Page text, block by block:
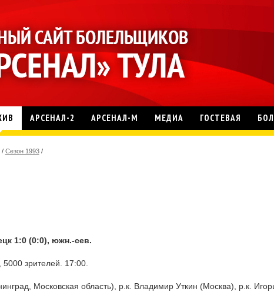
АРСЕНАЛ-2 АРСЕНАЛ-М МЕДИА ГОСТЕВАЯ
/ Сезон 1993 /
1:0 (0:0), южн.-сев.
зрителей. 17:00.
Московская область), р.к. Владимир Уткин (Москва), р.к.